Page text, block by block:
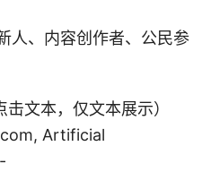
人、内容创作者、公民参
文本，仅文本展示）
Artificial